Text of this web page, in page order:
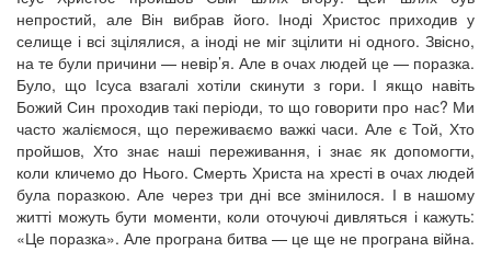
непростий, але Він вибрав його. Іноді Христос приходив у
селище і всі зцілялися, а іноді не міг зцілити ні одного. Звісно,
на те були причини — невір’я. Але в очах людей це — поразка.
Було, що Ісуса взагалі хотіли скинути з гори. І якщо навіть
Божий Син проходив такі періоди, то що говорити про нас? Ми
часто жаліємося, що переживаємо важкі часи. Але є Той, Хто
пройшов, Хто знає наші переживання, і знає як допомогти,
коли кличемо до Нього. Смерть Христа на хресті в очах людей
була поразкою. Але через три дні все змінилося. І в нашому
житті можуть бути моменти, коли оточуючі дивляться і кажуть:
«Це поразка». Але програна битва — це ще не програна війна.